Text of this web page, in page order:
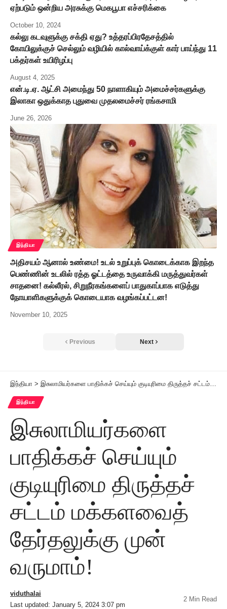
ஏற்படும் ஒன்றிய அரசுக்கு மெகபூபா எச்சரிக்கை
October 10, 2024
கல்லு கடவுளுக்கு சக்தி ஏது? உத்தரப்பிரதேசத்தில்
கோயிலுக்குச் செல்லும் வழியில் கால்வாய்க்குள் கார் பாய்ந்து 11
பக்தர்கள் உயிரிழப்பு
August 4, 2025
என்.டி.ஏ. ஆட்சி அமைந்து 50 நாளாகியும் அமைச்சர்களுக்கு
இலாகா ஒதுக்காத புதுவை முதலமைச்சர் ரங்கசாமி
June 26, 2026
இந்தியா
அதிசயம் ஆனால் உண்மை! உடல் உறுப்புக் கொடைக்காக இறந்த
பெண்ணின் உடலில் ரத்த ஓட்டத்தை உருவாக்கி மருத்துவர்கள்
சாதனை! கல்லீரல், சிறுநீரகங்களைப் பாதுகாப்பாக எடுத்து
நோயாளிகளுக்குக் கொடையாக வழங்கப்பட்டன!
November 10, 2025
Previous Next
இந்தியா > இசுலாமியர்களை பாதிக்கச் செய்யும் குடியுரிமை திருத்தச் சட்டம் மக்களவைத் தேர்தலுக்கு முன் வருமாம்!
இந்தியா
இசுலாமியர்களை
பாதிக்கச் செய்யும்
குடியுரிமை திருத்தச்
சட்டம் மக்களவைத்
தேர்தலுக்கு முன்
வருமாம்!
Last updated: January 5, 2024 3:07 pm
viduthalai
2 Min Read